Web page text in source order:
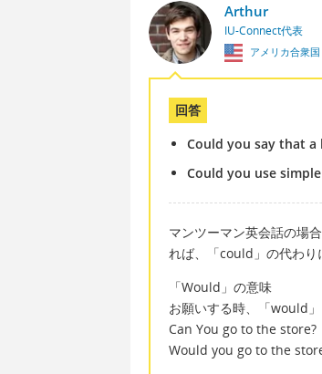
Arthur
IU-Connect代表
アメリカ合衆国
回答
Could you say that
Could you use
マンツーマン英会話の場
れば、「could」の代わり
「Would」の意味
お願いする時、「would
Can You go to the store?
Would you go to the